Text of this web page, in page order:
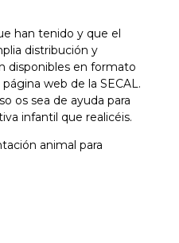
han tenido y que el
distribución y
disponibles en formato
web de la SECAL.
os sea de ayuda para
infantil que realicéis.